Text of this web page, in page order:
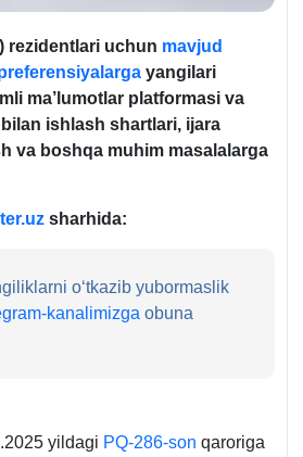
rezidentlari uchun mavjud
yangilari
ma’lumotlar platformasi va
ishlash shartlari, ijara
va boshqa muhim masalalarga
sharhida:
oʻtkazib yubormaslik
kanalimizga obuna
yildagi PQ-286-son qaroriga